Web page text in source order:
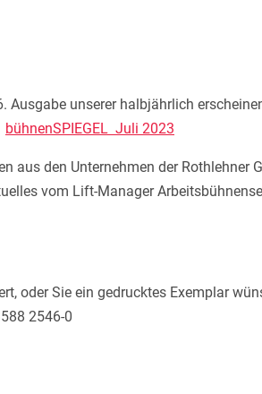
Ausgabe unserer halbjährlich
bühnenSPIEGEL Juli 2023
aus den Unternehmen der Rothlehner
vom Lift-Manager
oder Sie ein gedrucktes Exemplar
2546-0